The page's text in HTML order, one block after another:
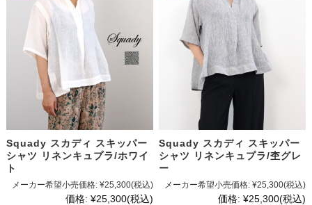
Squady スカディ スキッパー
シャツ リネンキュプラ/ホワイ
ト
メーカー希望小売価格: ¥25,300(税込)
価格: ¥25,300(税込)
Squady スカディ スキッパー
シャツ リネンキュプラ/杢グレ
ー
メーカー希望小売価格: ¥25,300(税込)
価格: ¥25,300(税込)